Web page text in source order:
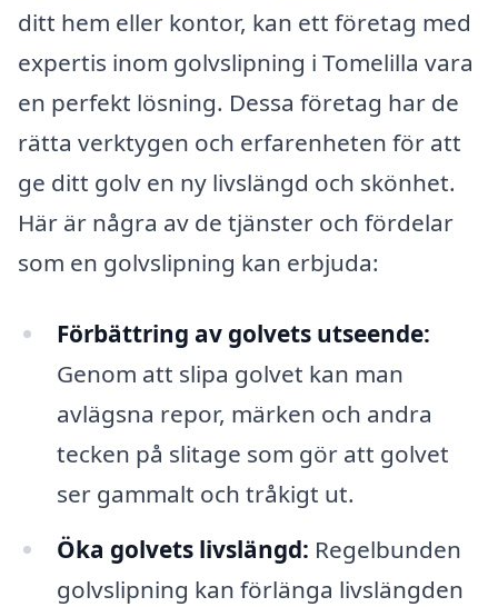
ditt hem eller kontor, kan ett företag med
expertis inom golvslipning i Tomelilla vara
en perfekt lösning. Dessa företag har de
rätta verktygen och erfarenheten för att
ge ditt golv en ny livslängd och skönhet.
Här är några av de tjänster och fördelar
som en golvslipning kan erbjuda:
Förbättring av golvets utseende:
Genom att slipa golvet kan man
avlägsna repor, märken och andra
tecken på slitage som gör att golvet
ser gammalt och tråkigt ut.
Öka golvets livslängd: Regelbunden
golvslipning kan förlänga livslängden